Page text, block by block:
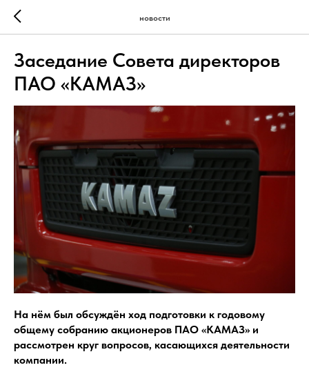
новости
Заседание Совета директоров
ПАО «КАМАЗ»
На нём был обсуждён ход подготовки к годовому
общему собранию акционеров ПАО «КАМАЗ» и
рассмотрен круг вопросов, касающихся деятельности
компании.